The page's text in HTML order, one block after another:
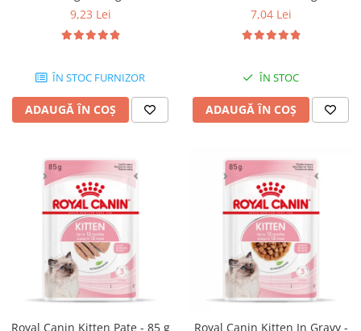
9,23 Lei
ÎN STOC FURNIZOR
ADAUGĂ ÎN COȘ
7,04 Lei
ÎN STOC
ADAUGĂ ÎN COȘ
Royal Canin Kitten Pate - 85 g
Royal Canin Kitten In Gravy -